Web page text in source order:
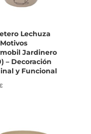
Lechuza
Jardinero
– Decoración
y Funcional